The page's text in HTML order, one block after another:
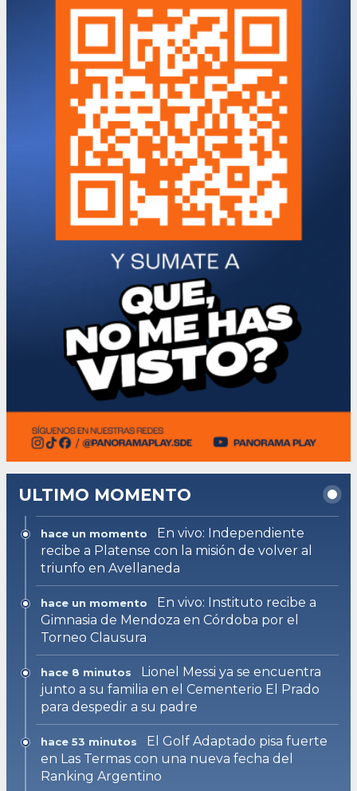
ULTIMO MOMENTO
hace un momento
En vivo: Independiente
recibe a Platense con la misión de volver al
triunfo en Avellaneda
hace un momento
En vivo: Instituto recibe a
Gimnasia de Mendoza en Córdoba por el
Torneo Clausura
hace 8 minutos
Lionel Messi ya se encuentra
junto a su familia en el Cementerio El Prado
para despedir a su padre
hace 53 minutos
El Golf Adaptado pisa fuerte
en Las Termas con una nueva fecha del
Ranking Argentino